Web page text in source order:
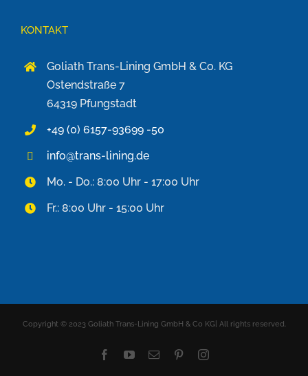
KONTAKT
Goliath Trans-Lining GmbH & Co. KG
Ostendstraße 7
64319 Pfungstadt
+49 (0) 6157-93699 -50
info@trans-lining.de
Mo. - Do.: 8:00 Uhr - 17:00 Uhr
Fr.: 8:00 Uhr - 15:00 Uhr
Copyright © 2023 Goliath Trans-Lining GmbH & Co KG| All rights reserved.
FacebookYouTube
E-
PinterestInstagram